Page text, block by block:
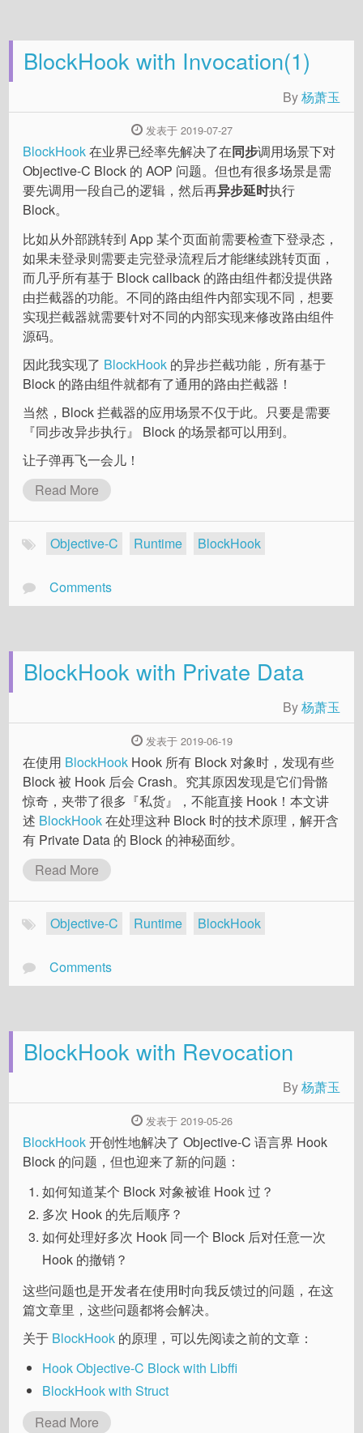
BlockHook with Invocation(1)
By杨萧玉
发表于 2019-07-27
BlockHook在业界已经率先解决了在同步调用场景下对
Objective-C Block 的 AOP 问题。但也有很多场景是需
要先调用一段自己的逻辑，然后再异步延时执行
Block。
比如从外部跳转到 App 某个页面前需要检查下登录态，
如果未登录则需要走完登录流程后才能继续跳转页面，
而几乎所有基于 Block callback 的路由组件都没提供路
由拦截器的功能。不同的路由组件内部实现不同，想要
实现拦截器就需要针对不同的内部实现来修改路由组件
源码。
因此我实现了 BlockHook 的异步拦截功能，所有基于
Block 的路由组件就都有了通用的路由拦截器！
当然，Block 拦截器的应用场景不仅于此。只要是需要
『同步改异步执行』 Block 的场景都可以用到。
让子弹再飞一会儿！
Read More
Objective-C Runtime BlockHook
Comments
BlockHook with Private Data
By杨萧玉
发表于 2019-06-19
在使用 BlockHook Hook 所有 Block 对象时，发现有些
Block 被 Hook 后会 Crash。究其原因发现是它们骨骼
惊奇，夹带了很多『私货』，不能直接 Hook！本文讲
述 BlockHook在处理这种 Block 时的技术原理，解开含
有 Private Data 的 Block 的神秘面纱。
Read More
Objective-C Runtime BlockHook
Comments
BlockHook with Revocation
By杨萧玉
发表于 2019-05-26
BlockHook开创性地解决了 Objective-C 语言界 Hook
Block 的问题，但也迎来了新的问题：
如何知道某个 Block 对象被谁 Hook 过？
多次 Hook 的先后顺序？
如何处理好多次 Hook 同一个 Block 后对任意一次
Hook 的撤销？
这些问题也是开发者在使用时向我反馈过的问题，在这
篇文章里，这些问题都将会解决。
关于 BlockHook 的原理，可以先阅读之前的文章：
Hook Objective-C Block with Libffi
BlockHook with Struct
Read More